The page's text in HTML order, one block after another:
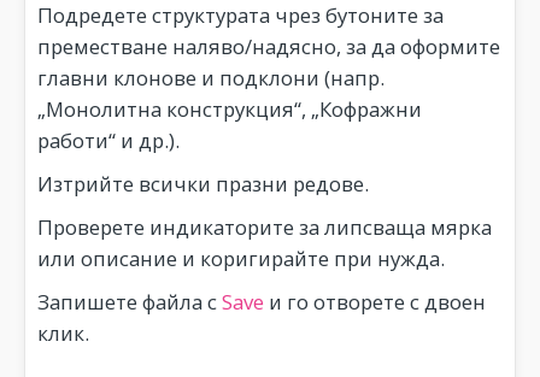
Подредете структурата чрез бутоните за
преместване наляво/надясно, за да оформите
главни клонове и подклони (напр.
„Монолитна конструкция“, „Кофражни
работи“ и др.).
Изтрийте всички празни редове.
Проверете индикаторите за липсваща мярка
или описание и коригирайте при нужда.
Запишете файла сSave и го отворете с двоен
клик.